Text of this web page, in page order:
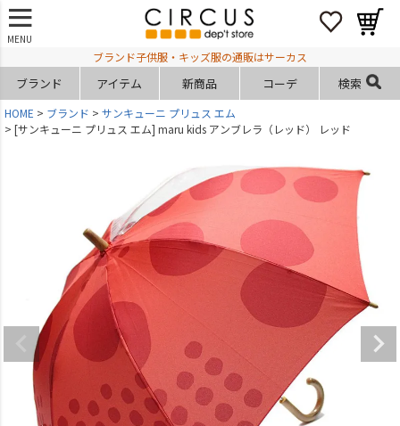
MENU
ブランド子供服・キッズ服の通販はサーカス
ブランド アイテム 新商品 コーデ 検索
HOME ブランド
サンキューニ プリュス エム
[サンキューニ プリュス エム] maru kids アンブレラ（レッド） レッド